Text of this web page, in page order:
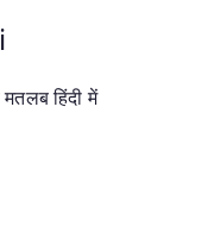
हिंदी में